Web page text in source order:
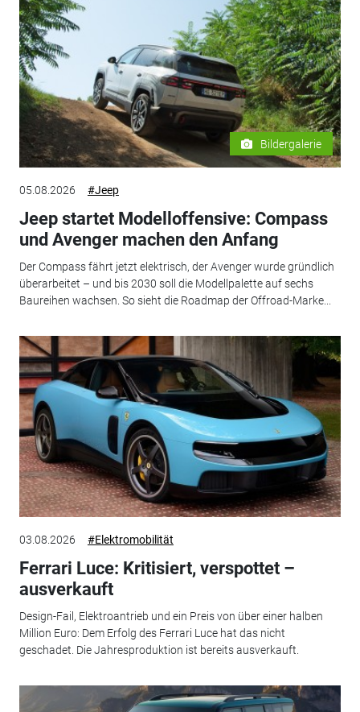
Bildergalerie
05.08.2026 #Jeep
Jeep startet Modelloffensive: Compass
und Avenger machen den Anfang
Der Compass fährt jetzt elektrisch, der Avenger wurde gründlich
überarbeitet – und bis 2030 soll die Modellpalette auf sechs
Baureihen wachsen. So sieht die Roadmap der Offroad-Marke...
03.08.2026 #Elektromobilität
Ferrari Luce: Kritisiert, verspottet –
ausverkauft
Design-Fail, Elektroantrieb und ein Preis von über einer halben
Million Euro: Dem Erfolg des Ferrari Luce hat das nicht
geschadet. Die Jahresproduktion ist bereits ausverkauft.